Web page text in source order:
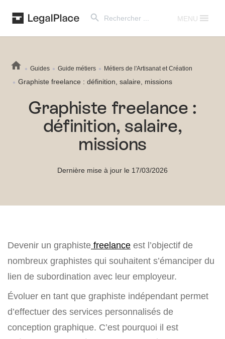
for:
MENU
Guides Guide métiers Métiers de l'Artisanat et Création
Graphiste freelance : définition, salaire, missions
Graphiste freelance :
définition, salaire,
missions
Dernière mise à jour le 17/03/2026
Devenir un graphiste freelance est l’objectif de
nombreux graphistes qui souhaitent s’émanciper du
lien de subordination avec leur employeur.
Évoluer en tant que graphiste indépendant permet
d’effectuer des services personnalisés de
conception graphique. C’est pourquoi il est